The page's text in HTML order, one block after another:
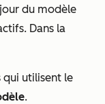
du modèle
Dans la
qui utilisent le
.